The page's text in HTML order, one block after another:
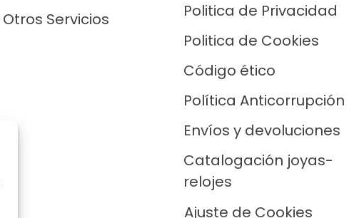
Otros Servicios
Politica de Privacidad
Politica de Cookies
Código ético
Política Anticorrupción
Envíos y devoluciones
Catalogación joyas-
relojes
Ajuste de Cookies